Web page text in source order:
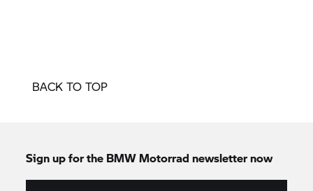
BACK TO TOP
Sign up for the BMW Motorrad newsletter now